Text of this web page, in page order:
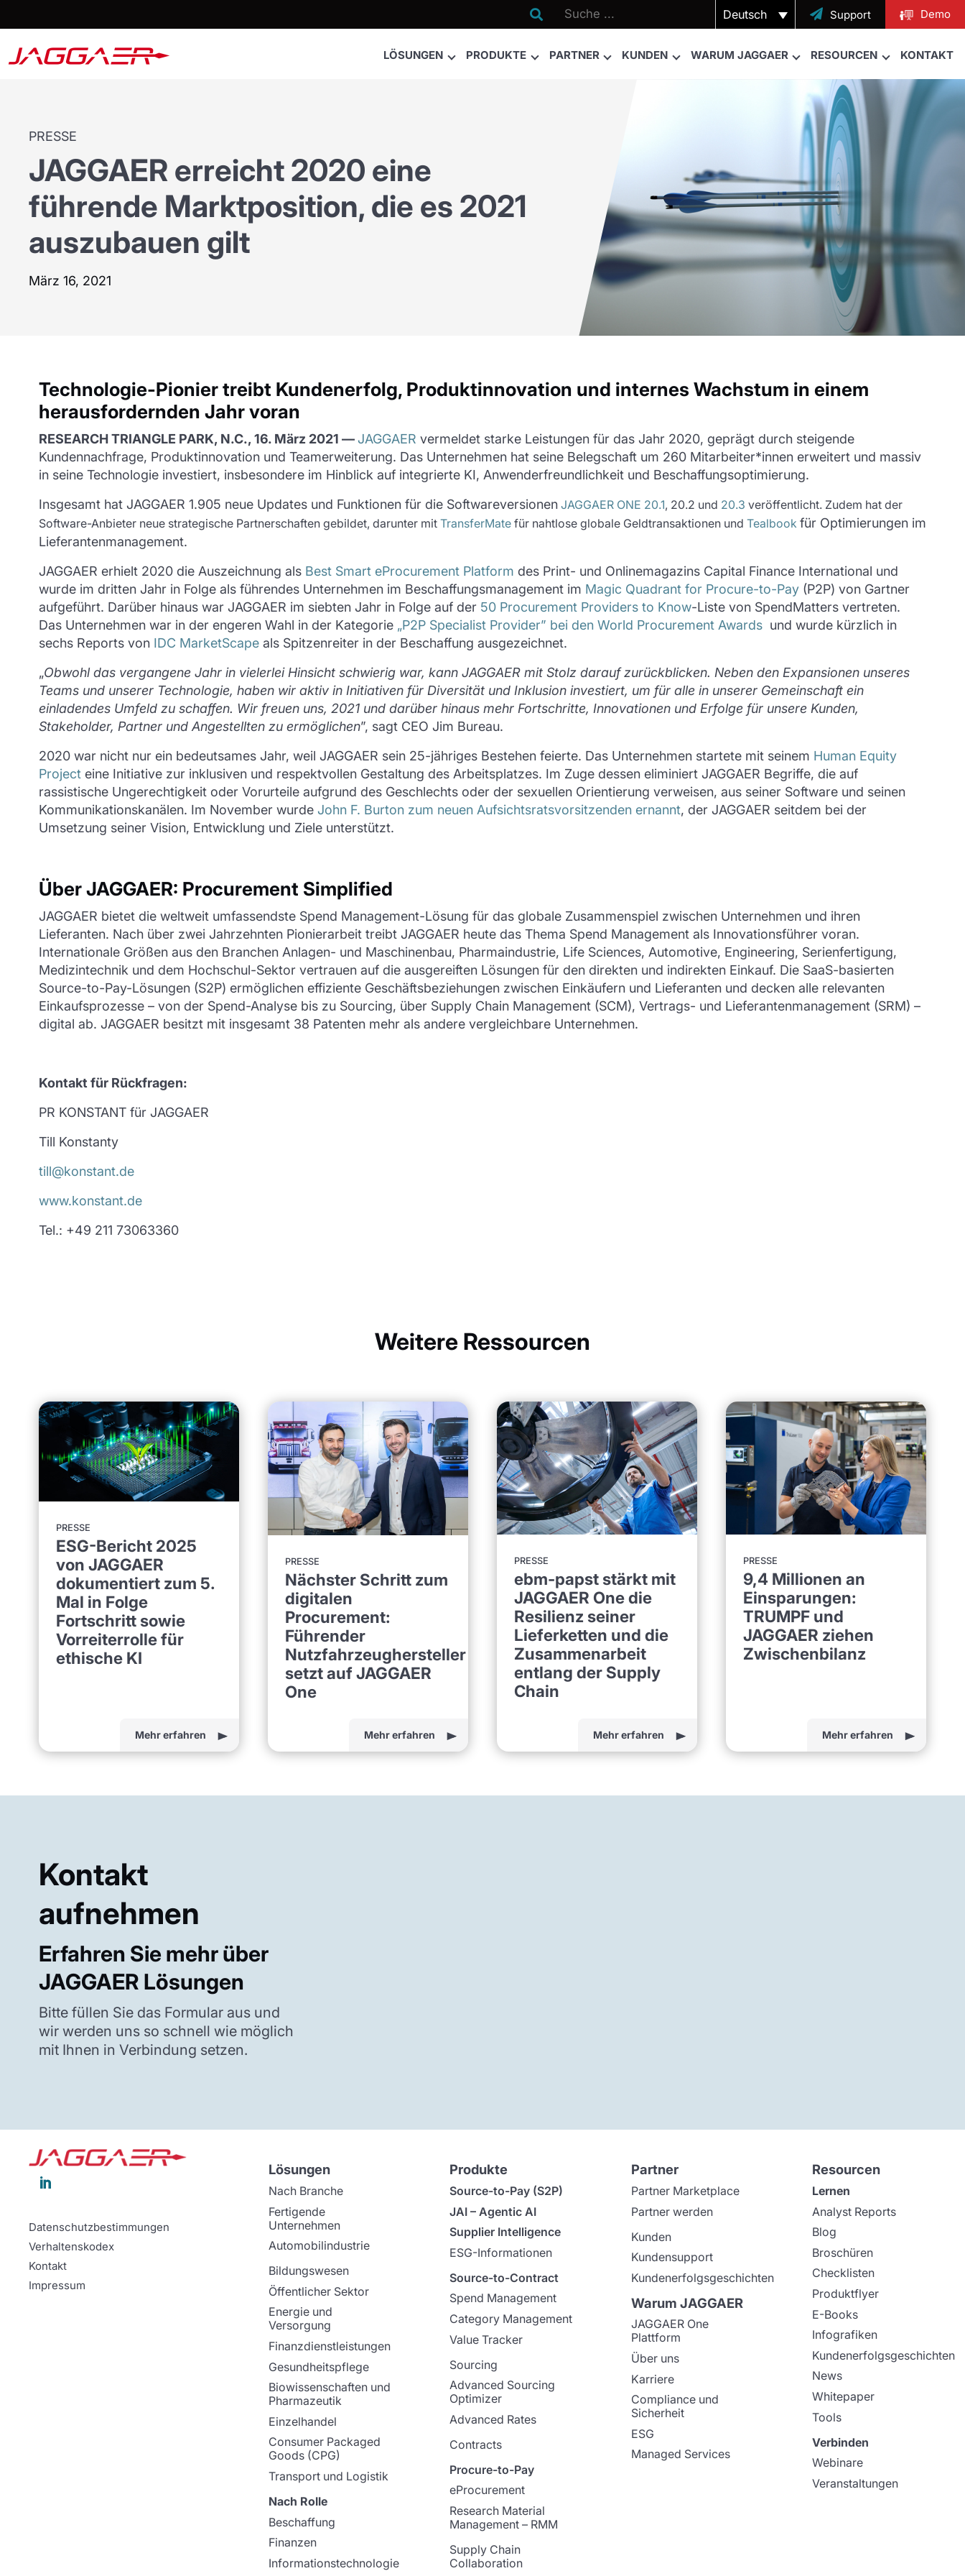
 Deutsch  Support Demo
LÖSUNGEN PRODUKTE PARTNER KUNDEN WARUM JAGGAER RESOURCEN KONTAKT
PRESSE
JAGGAER erreicht 2020 eine
führende Marktposition, die es 2021
auszubauen gilt
März 16, 2021
Technologie-Pionier treibt Kundenerfolg, Produktinnovation und internes Wachstum in einem
herausfordernden Jahr voran
RESEARCH TRIANGLE PARK, N.C., 16. März 2021 —JAGGAER vermeldet starke Leistungen für das Jahr 2020, geprägt durch steigende
Kundennachfrage, Produktinnovation und Teamerweiterung. Das Unternehmen hat seine Belegschaft um 260 Mitarbeiter*innen erweitert und massiv
in seine Technologie investiert, insbesondere im Hinblick auf integrierte KI, Anwenderfreundlichkeit und Beschaffungsoptimierung.
Insgesamt hat JAGGAER 1.905 neue Updates und Funktionen für die Softwareversionen JAGGAER ONE 20.1, 20.2 und 20.3 veröffentlicht. Zudem hat der
Software-Anbieter neue strategische Partnerschaften gebildet, darunter mit TransferMatefür nahtlose globale Geldtransaktionen und Tealbook für Optimierungen im
Lieferantenmanagement.
JAGGAER erhielt 2020 die Auszeichnung als Best Smart eProcurement Platform des Print- und Onlinemagazins Capital Finance International und
wurde im dritten Jahr in Folge als führendes Unternehmen im Beschaffungsmanagement im Magic Quadrant for Procure-to-Pay(P2P) von Gartner
aufgeführt. Darüber hinaus war JAGGAER im siebten Jahr in Folge auf der 50 Procurement Providers to Know-Liste von SpendMatters vertreten.
Das Unternehmen war in der engeren Wahl in der Kategorie „P2P Specialist Provider” bei den World Procurement Awards und wurde kürzlich in
sechs Reports von IDC MarketScapeals Spitzenreiter in der Beschaffung ausgezeichnet.
„Obwohl das vergangene Jahr in vielerlei Hinsicht schwierig war, kann JAGGAER mit Stolz darauf zurückblicken. Neben den Expansionen unseres
Teams und unserer Technologie, haben wir aktiv in Initiativen für Diversität und Inklusion investiert, um für alle in unserer Gemeinschaft ein
einladendes Umfeld zu schaffen. Wir freuen uns, 2021 und darüber hinaus mehr Fortschritte, Innovationen und Erfolge für unsere Kunden,
Stakeholder, Partner und Angestellten zu ermöglichen”, sagt CEO Jim Bureau.
2020 war nicht nur ein bedeutsames Jahr, weil JAGGAER sein 25-jähriges Bestehen feierte. Das Unternehmen startete mit seinem Human Equity
Projecteine Initiative zur inklusiven und respektvollen Gestaltung des Arbeitsplatzes. Im Zuge dessen eliminiert JAGGAER Begriffe, die auf
rassistische Ungerechtigkeit oder Vorurteile aufgrund des Geschlechts oder der sexuellen Orientierung verweisen, aus seiner Software und seinen
Kommunikationskanälen. Im November wurde John F. Burton zum neuen Aufsichtsratsvorsitzenden ernannt, der JAGGAER seitdem bei der
Umsetzung seiner Vision, Entwicklung und Ziele unterstützt.
Über JAGGAER: Procurement Simplified
JAGGAER bietet die weltweit umfassendste Spend Management-Lösung für das globale Zusammenspiel zwischen Unternehmen und ihren
Lieferanten. Nach über zwei Jahrzehnten Pionierarbeit treibt JAGGAER heute das Thema Spend Management als Innovationsführer voran.
Internationale Größen aus den Branchen Anlagen- und Maschinenbau, Pharmaindustrie, Life Sciences, Automotive, Engineering, Serienfertigung,
Medizintechnik und dem Hochschul-Sektor vertrauen auf die ausgereiften Lösungen für den direkten und indirekten Einkauf. Die SaaS-basierten
Source-to-Pay-Lösungen (S2P) ermöglichen effiziente Geschäftsbeziehungen zwischen Einkäufern und Lieferanten und decken alle relevanten
Einkaufsprozesse – von der Spend-Analyse bis zu Sourcing, über Supply Chain Management (SCM), Vertrags- und Lieferantenmanagement (SRM) –
digital ab. JAGGAER besitzt mit insgesamt 38 Patenten mehr als andere vergleichbare Unternehmen.
Kontakt für Rückfragen:
PR KONSTANT für JAGGAER
Till Konstanty
till@konstant.de
www.konstant.de
Tel.: +49 211 73063360
Weitere Ressourcen
PRESSE
ESG-Bericht 2025
von JAGGAER
dokumentiert zum 5.
Mal in Folge
Fortschritt sowie
Vorreiterrolle für
ethische KI
Mehr erfahren
PRESSE
Nächster Schritt zum
digitalen
Procurement:
Führender
Nutzfahrzeughersteller
setzt auf JAGGAER
One
Mehr erfahren
PRESSE
ebm-papst stärkt mit
JAGGAER One die
Resilienz seiner
Lieferketten und die
Zusammenarbeit
entlang der Supply
Chain
Mehr erfahren
PRESSE
9,4 Millionen an
Einsparungen:
TRUMPF und
JAGGAER ziehen
Zwischenbilanz
Mehr erfahren
Kontakt
aufnehmen
Erfahren Sie mehr über
JAGGAER Lösungen
Bitte füllen Sie das Formular aus und
wir werden uns so schnell wie möglich
mit Ihnen in Verbindung setzen.

Datenschutzbestimmungen
Verhaltenskodex
Kontakt
Impressum
Lösungen
Nach Branche
Fertigende
Unternehmen
Automobilindustrie
Bildungswesen
Öffentlicher Sektor
Energie und
Versorgung
Finanzdienstleistungen
Gesundheitspflege
Biowissenschaften und
Pharmazeutik
Einzelhandel
Consumer Packaged
Goods (CPG)
Transport und Logistik
Nach Rolle
Beschaffung
Finanzen
Informationstechnologie
Produkte
Source-to-Pay (S2P)
JAI – Agentic AI
Supplier Intelligence
ESG-Informationen
Source-to-Contract
Spend Management
Category Management
Value Tracker
Sourcing
Advanced Sourcing
Optimizer
Advanced Rates
Contracts
Procure-to-Pay
eProcurement
Research Material
Management – RMM
Supply Chain
Collaboration
Partner
Partner Marketplace
Partner werden
Kunden
Kundensupport
Kundenerfolgsgeschichten
Warum JAGGAER
JAGGAER One
Plattform
Über uns
Karriere
Compliance und
Sicherheit
ESG
Managed Services
Resourcen
Lernen
Analyst Reports
Blog
Broschüren
Checklisten
Produktflyer
E-Books
Infografiken
Kundenerfolgsgeschichten
News
Whitepaper
Tools
Verbinden
Webinare
Veranstaltungen